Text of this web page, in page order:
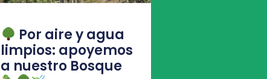
Por aire y agua
limpios: apoyemos
a nuestro Bosque